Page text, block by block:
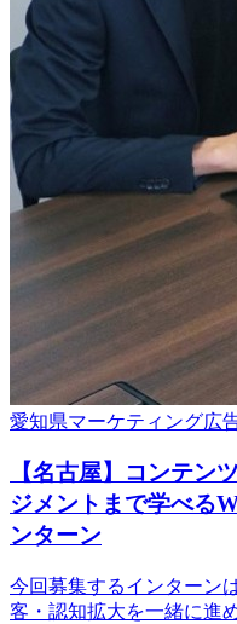
愛知県マーケティング広
【名古屋】コンテン
ジメントまで学べる
ンターン
今回募集するインターン
客・認知拡大を一緒に進